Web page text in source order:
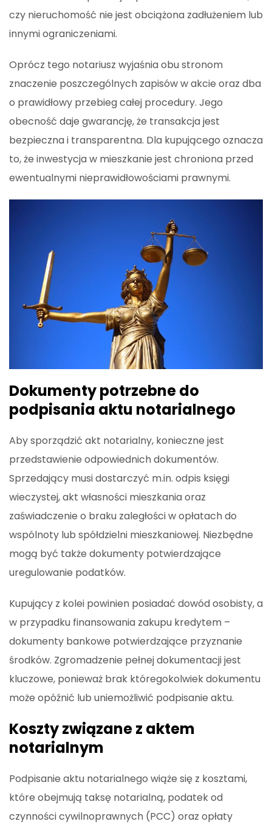
czy nieruchomość nie jest obciążona zadłużeniem lub
innymi ograniczeniami.
Oprócz tego notariusz wyjaśnia obu stronom
znaczenie poszczególnych zapisów w akcie oraz dba
o prawidłowy przebieg całej procedury. Jego
obecność daje gwarancję, że transakcja jest
bezpieczna i transparentna. Dla kupującego oznacza
to, że inwestycja w mieszkanie jest chroniona przed
ewentualnymi nieprawidłowościami prawnymi.
Dokumenty potrzebne do
podpisania aktu notarialnego
Aby sporządzić akt notarialny, konieczne jest
przedstawienie odpowiednich dokumentów.
Sprzedający musi dostarczyć m.in. odpis księgi
wieczystej, akt własności mieszkania oraz
zaświadczenie o braku zaległości w opłatach do
wspólnoty lub spółdzielni mieszkaniowej. Niezbędne
mogą być także dokumenty potwierdzające
uregulowanie podatków.
Kupujący z kolei powinien posiadać dowód osobisty, a
w przypadku finansowania zakupu kredytem –
dokumenty bankowe potwierdzające przyznanie
środków. Zgromadzenie pełnej dokumentacji jest
kluczowe, ponieważ brak któregokolwiek dokumentu
może opóźnić lub uniemożliwić podpisanie aktu.
Koszty związane z aktem
notarialnym
Podpisanie aktu notarialnego wiąże się z kosztami,
które obejmują taksę notarialną, podatek od
czynności cywilnoprawnych (PCC) oraz opłaty